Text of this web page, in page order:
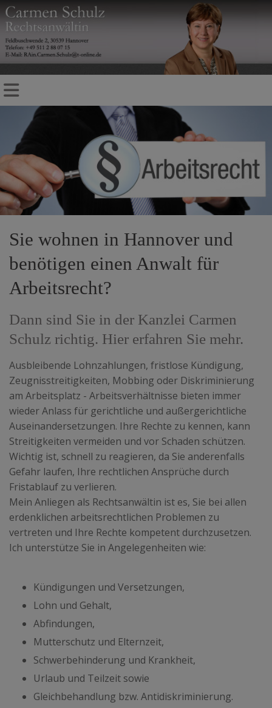
Sie wohnen in Hannover und
benötigen einen Anwalt für
Arbeitsrecht?
Dann sind Sie in der Kanzlei Carmen
Schulz richtig. Hier erfahren Sie mehr.
Ausbleibende Lohnzahlungen, fristlose Kündigung,
Zeugnisstreitigkeiten, Mobbing oder Diskriminierung
am Arbeitsplatz - Arbeitsverhältnisse bieten immer
wieder Anlass für gerichtliche und außergerichtliche
Auseinandersetzungen. Ihre Rechte zu kennen, kann
Streitigkeiten vermeiden und vor Schaden schützen.
Wichtig ist, schnell zu reagieren, da Sie anderenfalls
Gefahr laufen, Ihre rechtlichen Ansprüche durch
Fristablauf zu verlieren.
Mein Anliegen als Rechtsanwältin ist es, Sie bei allen
erdenklichen arbeitsrechtlichen Problemen zu
vertreten und Ihre Rechte kompetent durchzusetzen.
Ich unterstütze Sie in Angelegenheiten wie:
Kündigungen und Versetzungen,
Lohn und Gehalt,
Abfindungen,
Mutterschutz und Elternzeit,
Schwerbehinderung und Krankheit,
Urlaub und Teilzeit sowie
Gleichbehandlung bzw. Antidiskriminierung.